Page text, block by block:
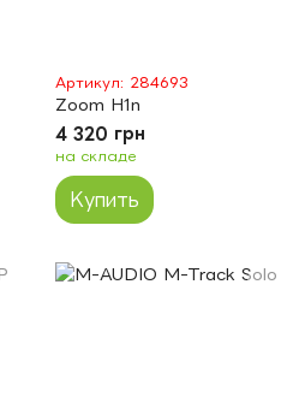
Артикул: 284693
Zoom H1n
4 320 грн
на складе
Купить